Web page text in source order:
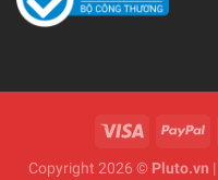
Copyright 2026 © Pluto.vn